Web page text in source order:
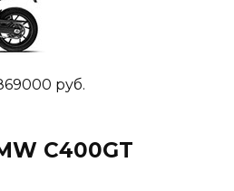
руб.
C400GT